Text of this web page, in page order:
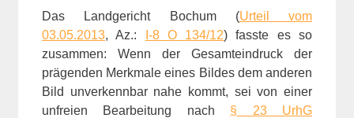
Das Landgericht Bochum (Urteil vom
03.05.2013, Az.: I-8 O 134/12) fasste es so
zusammen: Wenn der Gesamteindruck der
prägenden Merkmale eines Bildes dem anderen
Bild unverkennbar nahe kommt, sei von einer
unfreien Bearbeitung nach § 23 UrhG